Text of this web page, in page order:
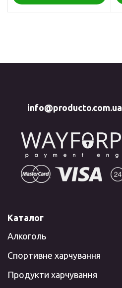
info@producto.com.ua
Каталог
Алкоголь
Спортивне харчування
Продукти харчування